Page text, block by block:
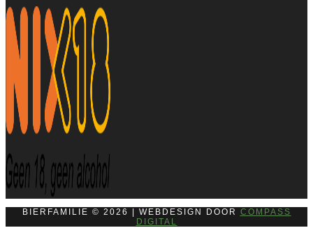
BIERFAMILIE © 2026 | WEBDESIGN DOOR COMPASS
DIGITAL